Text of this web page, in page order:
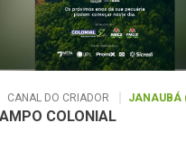
CANAL DO CRIADOR JANAUBÁ
COLONIAL